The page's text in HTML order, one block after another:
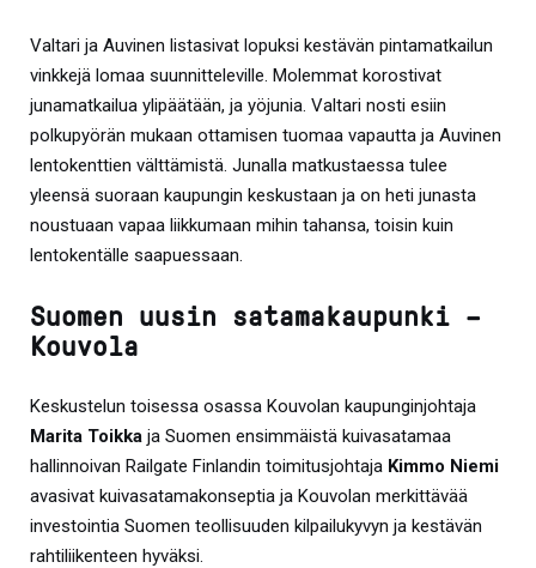
Valtari ja Auvinen listasivat lopuksi kestävän pintamatkailun
vinkkejä lomaa suunnitteleville. Molemmat korostivat
junamatkailua ylipäätään, ja yöjunia. Valtari nosti esiin
polkupyörän mukaan ottamisen tuomaa vapautta ja Auvinen
lentokenttien välttämistä. Junalla matkustaessa tulee
yleensä suoraan kaupungin keskustaan ja on heti junasta
noustuaan vapaa liikkumaan mihin tahansa, toisin kuin
lentokentälle saapuessaan.
Suomen uusin satamakaupunki –
Kouvola
Keskustelun toisessa osassa Kouvolan kaupunginjohtaja
Marita Toikka ja Suomen ensimmäistä kuivasatamaa
hallinnoivan Railgate Finlandin toimitusjohtaja Kimmo Niemi
avasivat kuivasatamakonseptia ja Kouvolan merkittävää
investointia Suomen teollisuuden kilpailukyvyn ja kestävän
rahtiliikenteen hyväksi.